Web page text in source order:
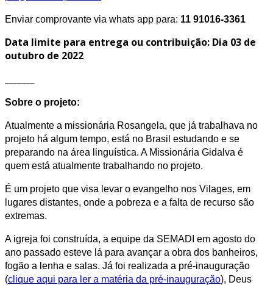
Enviar comprovante via whats app para: 11 91016-3361
Data limite para entrega ou contribuição: Dia 03 de
outubro de 2022
Sobre o projeto:
Atualmente a missionária Rosangela, que já trabalhava no
projeto há algum tempo, está no Brasil estudando e se
preparando na área linguística. A Missionária Gidalva é
quem está atualmente trabalhando no projeto.
É um projeto que visa levar o evangelho nos Vilages, em
lugares distantes, onde a pobreza e a falta de recurso são
extremas.
A igreja foi construída, a equipe da SEMADI em agosto do
ano passado esteve lá para avançar a obra dos banheiros,
fogão a lenha e salas. Já foi realizada a pré-inauguração
(clique aqui para ler a matéria da pré-inauguração), Deus